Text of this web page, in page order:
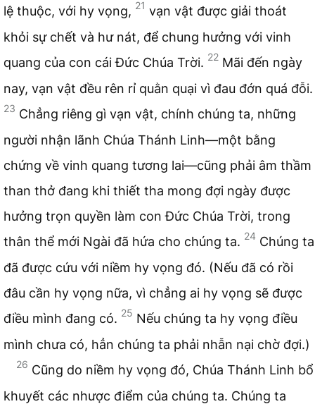
lệ thuộc, với hy vọng, 21 vạn vật được giải thoát
khỏi sự chết và hư nát, để chung hưởng với vinh
quang của con cái Đức Chúa Trời. 22 Mãi đến ngày
nay, vạn vật đều rên rỉ quằn quại vì đau đớn quá đỗi.
23 Chẳng riêng gì vạn vật, chính chúng ta, những
người nhận lãnh Chúa Thánh Linh—một bằng
chứng về vinh quang tương lai—cũng phải âm thầm
than thở đang khi thiết tha mong đợi ngày được
hưởng trọn quyền làm con Đức Chúa Trời, trong
thân thể mới Ngài đã hứa cho chúng ta. 24 Chúng ta
đã được cứu với niềm hy vọng đó. (Nếu đã có rồi
đâu cần hy vọng nữa, vì chẳng ai hy vọng sẽ được
điều mình đang có. 25 Nếu chúng ta hy vọng điều
mình chưa có, hẳn chúng ta phải nhẫn nại chờ đợi.)
26 Cũng do niềm hy vọng đó, Chúa Thánh Linh bổ
khuyết các nhược điểm của chúng ta. Chúng ta